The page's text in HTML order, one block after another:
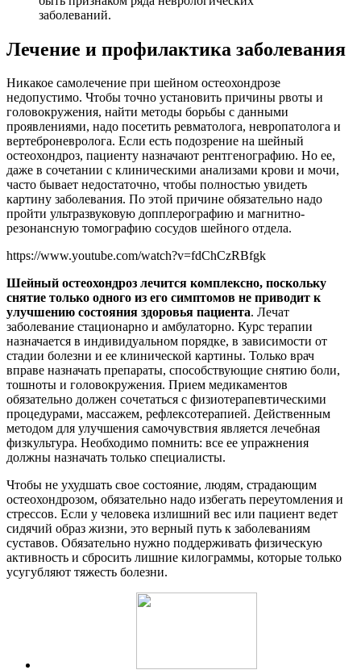
заболеваний.
Лечение и профилактика заболевания
Никакое самолечение при шейном остеохондрозе
недопустимо. Чтобы точно установить причины рвоты и
головокружения, найти методы борьбы с данными
проявлениями, надо посетить ревматолога, невропатолога и
вертеброневролога. Если есть подозрение на шейный
остеохондроз, пациенту назначают рентгенографию. Но ее,
даже в сочетании с клиническими анализами крови и мочи,
часто бывает недостаточно, чтобы полностью увидеть
картину заболевания. По этой причине обязательно надо
пройти ультразвуковую допплерографию и магнитно-
резонансную томографию сосудов шейного отдела.
https://www.youtube.com/watch?v=fdChCzRBfgk
Шейный остеохондроз лечится комплексно, поскольку
снятие только одного из его симптомов не приводит к
улучшению состояния здоровья пациента. Лечат
заболевание стационарно и амбулаторно. Курс терапии
назначается в индивидуальном порядке, в зависимости от
стадии болезни и ее клинической картины. Только врач
вправе назначать препараты, способствующие снятию боли,
тошноты и головокружения. Прием медикаментов
обязательно должен сочетаться с физиотерапевтическими
процедурами, массажем, рефлексотерапией. Действенным
методом для улучшения самочувствия является лечебная
физкультура. Необходимо помнить: все ее упражнения
должны назначать только специалисты.
Чтобы не ухудшать свое состояние, людям, страдающим
остеохондрозом, обязательно надо избегать переутомления и
стрессов. Если у человека излишний вес или пациент ведет
сидячий образ жизни, это верный путь к заболеваниям
суставов. Обязательно нужно поддерживать физическую
активность и сбросить лишние килограммы, которые только
усугубляют тяжесть болезни.